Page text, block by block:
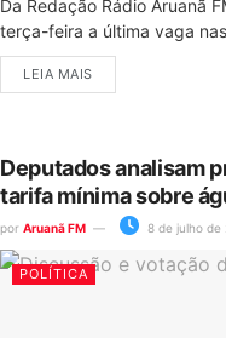
Da Redação Rádio Aruanã
terça-feira a última vaga
LEIA MAIS
Deputados analisam
tarifa mínima sobre
por Aruanã FM 8 de julho de
POLÍTICA